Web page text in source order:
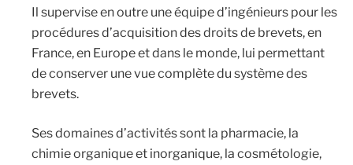
Il supervise en outre une équipe d’ingénieurs pour les
procédures d’acquisition des droits de brevets, en
France, en Europe et dans le monde, lui permettant
de conserver une vue complète du système des
brevets.
Ses domaines d’activités sont la pharmacie, la
chimie organique et inorganique, la cosmétologie,